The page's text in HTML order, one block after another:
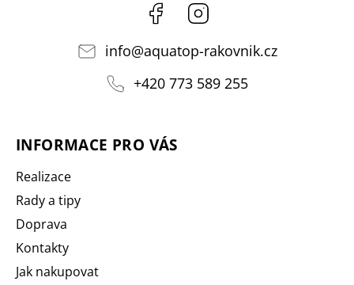
Facebook
info@aquatop-rakovnik.cz
+420 773 589 255
INFORMACE PRO VÁS
Realizace
Rady a tipy
Doprava
Kontakty
Jak nakupovat